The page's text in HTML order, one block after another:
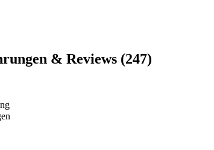
& Reviews (247)